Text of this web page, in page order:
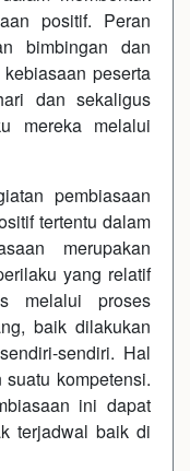
positif. Peran
bimbingan dan
peserta
dan sekaligus
mereka melalui
pembiasaan
tertentu dalam
merupakan
yang relatif
melalui proses
baik dilakukan
sendiri. Hal
kompetensi.
ini dapat
terjadwal baik di